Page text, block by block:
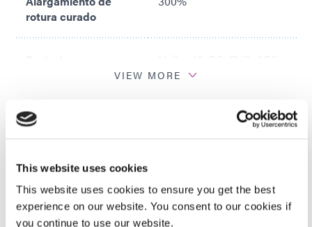
This website uses cookies
This website uses cookies to ensure you get the best
experience on our website. You consent to our cookies if
you continue to use our website.
rotura curado
PET; PEBA
VIEW MORE
¿Está buscando especificaciones técnicas adicionales?
Descargue una hoja de datos del producto en nuestra
PONTE EN CONTACTO CON NOSOTROS